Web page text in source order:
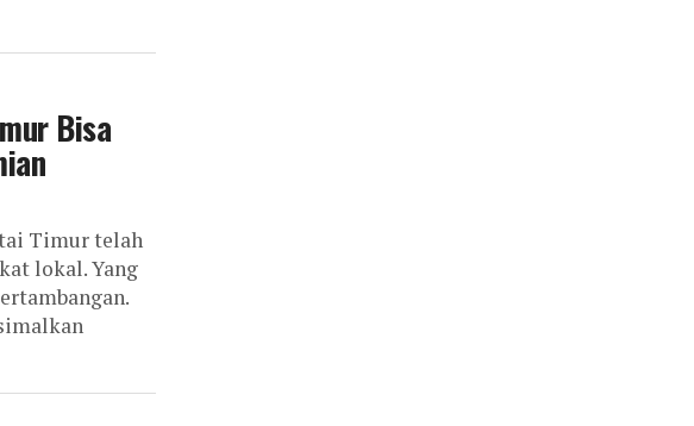
Bisa
Timur telah
lokal. Yang